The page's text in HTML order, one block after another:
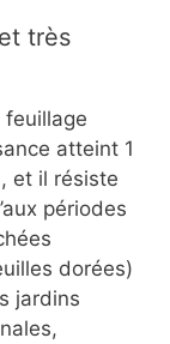
très
feuillage
atteint 1
et il résiste
périodes
dorées)
jardins